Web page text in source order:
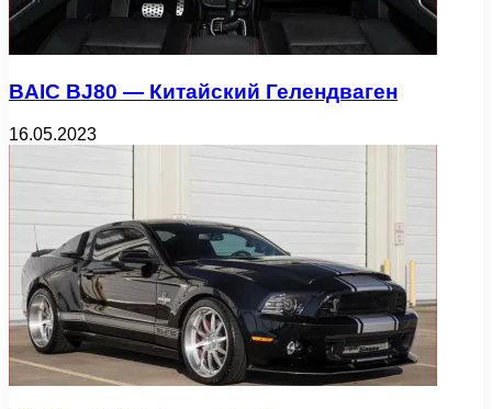
BAIC BJ80 — Китайский Гелендваген
16.05.2023